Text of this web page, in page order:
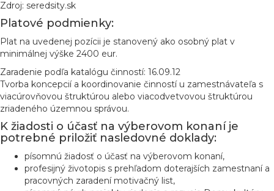
Zdroj: seredsity.sk
Platové podmienky:
Plat na uvedenej pozícii je stanovený ako osobný plat v
minimálnej výške 2400 eur.
Zaradenie podľa katalógu činností: 16.09.12
Tvorba koncepcií a koordinovanie činností u zamestnávateľa s
viacúrovňovou štruktúrou alebo viacodvetvovou štruktúrou
zriadeného územnou správou.
K žiadosti o účasť na výberovom konaní je
potrebné priložiť nasledovné doklady:
písomnú žiadosť o účasť na výberovom konaní,
profesijný životopis s prehľadom doterajších zamestnaní a
pracovných zaradení motivačný list,